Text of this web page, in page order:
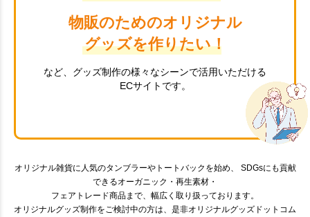
物販のためのオリジナル
グッズを作りたい！
など、グッズ制作の様々なシーンで活用いただける
ECサイトです。
オリジナル雑貨に人気のタンブラーやトートバックを始め、 SDGsにも貢献
できるオーガニック・再生素材・
フェアトレード商品まで、幅広く取り扱っております。
オリジナルグッズ制作をご検討中の方は、是非オリジナルグッズドットコム